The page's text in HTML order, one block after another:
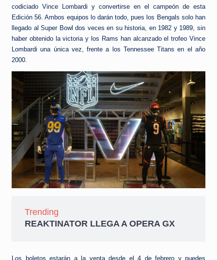
codiciado Vince Lombardi y convertirse en el campeón de esta
Edición 56. Ambos equipos lo darán todo, pues los Bengals solo han
llegado al Super Bowl dos veces en su historia, en 1982 y 1989, sin
haber obtenido la victoria y los Rams han alcanzado el trofeo Vince
Lombardi una única vez, frente a los Tennessee Titans en el año
2000.
Trending
REAKTINATOR LLEGA A OPERA GX
Los boletos estarán a la venta desde el 4 de febrero y puedes